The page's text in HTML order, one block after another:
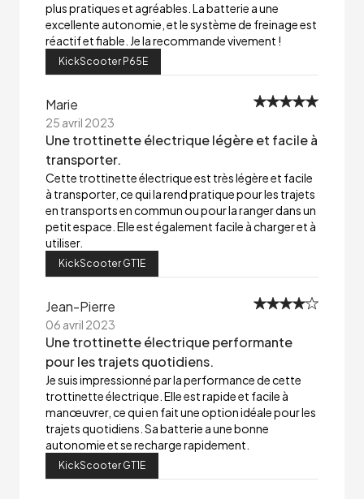
plus pratiques et agréables. La batterie a une
excellente autonomie, et le système de freinage est
réactif et fiable. Je la recommande vivement !
KickScooter P65E
Marie
25 avril 2023
Une trottinette électrique légère et facile à
transporter.
Cette trottinette électrique est très légère et facile
à transporter, ce qui la rend pratique pour les trajets
en transports en commun ou pour la ranger dans un
petit espace. Elle est également facile à charger et à
utiliser.
KickScooter GT1E
Jean-Pierre
06 avril 2023
Une trottinette électrique performante
pour les trajets quotidiens.
Je suis impressionné par la performance de cette
trottinette électrique. Elle est rapide et facile à
manœuvrer, ce qui en fait une option idéale pour les
trajets quotidiens. Sa batterie a une bonne
autonomie et se recharge rapidement.
KickScooter GT1E